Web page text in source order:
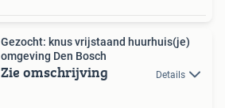
Gezocht: knus vrijstaand huurhuis(je)
omgeving Den Bosch
Zie omschrijving Details